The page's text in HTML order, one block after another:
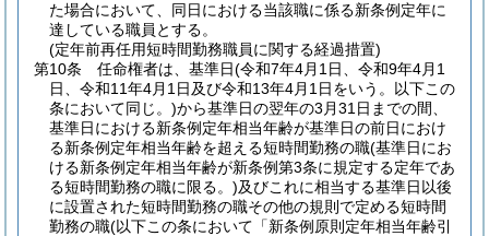
た場合において、同日における当該職に係る新条例定年に
達している職員とする。
(定年前再任用短時間勤務職員に関する経過措置)
第10条
任命権者は、基準日(令和7年4月1日、令和9年4月1
日、令和11年4月1日及び令和13年4月1日をいう。以下この
条において同じ。)から基準日の翌年の3月31日までの間、
基準日における新条例定年相当年齢が基準日の前日におけ
る新条例定年相当年齢を超える短時間勤務の職(基準日にお
ける新条例定年相当年齢が新条例第3条に規定する定年であ
る短時間勤務の職に限る。)及びこれに相当する基準日以後
に設置された短時間勤務の職その他の規則で定める短時間
勤務の職(以下この条において「新条例原則定年相当年齢引